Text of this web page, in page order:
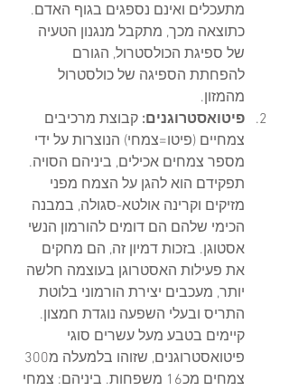
מתעכלים ואינם נספגים בגוף האדם.
כתוצאה מכך, מתקבל מנגנון הטעיה
של ספיגת הכולסטרול, הגורם
להפחתת הספיגה של כולסטרול
מהמזון.
פיטואסטרוגנים: קבוצת מרכיבים
צמחיים (פיטו=צמחי) הנוצרות על ידי
מספר צמחים אכילים, ביניהם הסויה.
תפקידם הוא להגן על הצמח מפני
מזיקים וקרינה אולטא-סגולה, במבנה
הכימי שלהם הם דומים להורמון הנשי
אסטוגן. בזכות דמיון זה, הם מחקים
את פעילות האסטרוגן בעוצמה חלשה
יותר, מעכבים יצירת הורמוני בלוטת
התריס ובעלי השפעה נוגדת חמצון.
קיימים בטבע מעל עשרים סוגי
צמחים מכ16 משפחות. ביניהם: צמחי